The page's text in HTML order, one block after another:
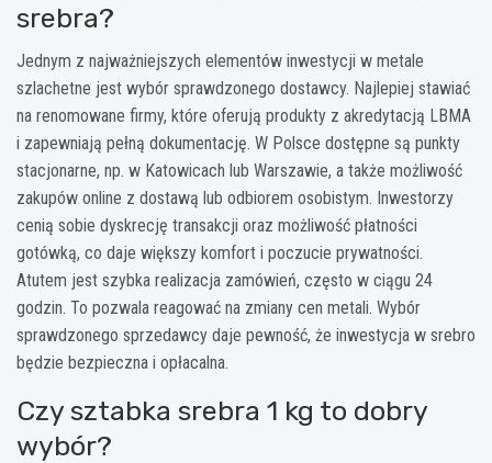
srebra?
Jednym z najważniejszych elementów inwestycji w metale
szlachetne jest wybór sprawdzonego dostawcy. Najlepiej stawiać
na renomowane firmy, które oferują produkty z akredytacją LBMA
i zapewniają pełną dokumentację. W Polsce dostępne są punkty
stacjonarne, np. w Katowicach lub Warszawie, a także możliwość
zakupów online z dostawą lub odbiorem osobistym. Inwestorzy
cenią sobie dyskrecję transakcji oraz możliwość płatności
gotówką, co daje większy komfort i poczucie prywatności.
Atutem jest szybka realizacja zamówień, często w ciągu 24
godzin. To pozwala reagować na zmiany cen metali. Wybór
sprawdzonego sprzedawcy daje pewność, że inwestycja w srebro
będzie bezpieczna i opłacalna.
Czy sztabka srebra 1 kg to dobry
wybór?